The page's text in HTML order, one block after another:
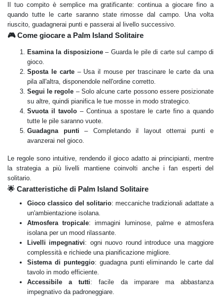
Il tuo compito è semplice ma gratificante: continua a giocare fino a
quando tutte le carte saranno state rimosse dal campo. Una volta
riuscito, guadagnerai punti e passerai al livello successivo.
🎮 Come giocare a Palm Island Solitaire
Esamina la disposizione– Guarda le pile di carte sul campo di
gioco.
Sposta le carte– Usa il mouse per trascinare le carte da una
pila all'altra, disponendole nell'ordine corretto.
Segui le regole – Solo alcune carte possono essere posizionate
su altre, quindi pianifica le tue mosse in modo strategico.
Svuota il tavolo– Continua a spostare le carte fino a quando
tutte le pile saranno vuote.
Guadagna punti – Completando il layout otterrai punti e
avanzerai nel gioco.
Le regole sono intuitive, rendendo il gioco adatto ai principianti, mentre
la strategia a più livelli mantiene coinvolti anche i fan esperti del
solitario.
🌟 Caratteristiche di Palm Island Solitaire
Gioco classico del solitario: meccaniche tradizionali adattate a
un'ambientazione isolana.
Atmosfera tropicale: immagini luminose, palme e atmosfera
isolana per un mood rilassante.
Livelli impegnativi: ogni nuovo round introduce una maggiore
complessità e richiede una pianificazione migliore.
Sistema di punteggio: guadagna punti eliminando le carte dal
tavolo in modo efficiente.
Accessibile a tutti: facile da imparare ma abbastanza
impegnativo da padroneggiare.